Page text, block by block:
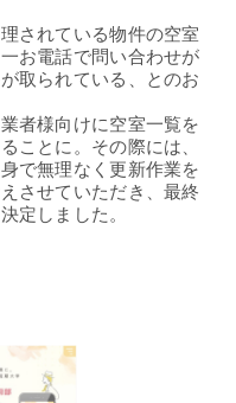
されている物件の空室
お電話で問い合わせが
取られている、とのお
者様向けに空室一覧を
ことに。その際には、
で無理なく更新作業を
させていただき、最終
定しました。